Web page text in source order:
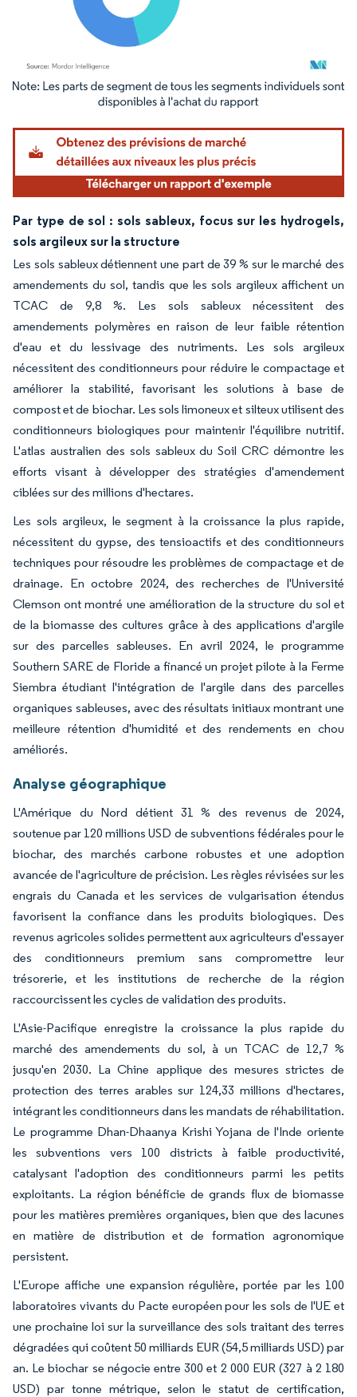
Image © Mordor Intelligence. La réutilisation nécessite une attribution sous CC BY
Par type de sol : sols sableux, focus sur les hydrogels,
sols argileux sur la structure
Les sols sableux détiennent une part de 39 % sur le marché des
amendements du sol, tandis que les sols argileux affichent un
TCAC de 9,8 %. Les sols sableux nécessitent des
amendements polymères en raison de leur faible rétention
d'eau et du lessivage des nutriments. Les sols argileux
nécessitent des conditionneurs pour réduire le compactage et
améliorer la stabilité, favorisant les solutions à base de
compost et de biochar. Les sols limoneux et silteux utilisent des
conditionneurs biologiques pour maintenir l'équilibre nutritif.
L'atlas australien des sols sableux du Soil CRC démontre les
efforts visant à développer des stratégies d'amendement
ciblées sur des millions d'hectares.
Les sols argileux, le segment à la croissance la plus rapide,
nécessitent du gypse, des tensioactifs et des conditionneurs
techniques pour résoudre les problèmes de compactage et de
drainage. En octobre 2024, des recherches de l'Université
Clemson ont montré une amélioration de la structure du sol et
de la biomasse des cultures grâce à des applications d'argile
sur des parcelles sableuses. En avril 2024, le programme
Southern SARE de Floride a financé un projet pilote à la Ferme
Siembra étudiant l'intégration de l'argile dans des parcelles
organiques sableuses, avec des résultats initiaux montrant une
meilleure rétention d'humidité et des rendements en chou
améliorés.
Analyse géographique
L'Amérique du Nord détient 31 % des revenus de 2024,
soutenue par 120 millions USD de subventions fédérales pour le
biochar, des marchés carbone robustes et une adoption
avancée de l'agriculture de précision. Les règles révisées sur les
engrais du Canada et les services de vulgarisation étendus
favorisent la confiance dans les produits biologiques. Des
revenus agricoles solides permettent aux agriculteurs d'essayer
des conditionneurs premium sans compromettre leur
trésorerie, et les institutions de recherche de la région
raccourcissent les cycles de validation des produits.
L'Asie-Pacifique enregistre la croissance la plus rapide du
marché des amendements du sol, à un TCAC de 12,7 %
jusqu'en 2030. La Chine applique des mesures strictes de
protection des terres arables sur 124,33 millions d'hectares,
intégrant les conditionneurs dans les mandats de réhabilitation.
Le programme Dhan-Dhaanya Krishi Yojana de l'Inde oriente
les subventions vers 100 districts à faible productivité,
catalysant l'adoption des conditionneurs parmi les petits
exploitants. La région bénéficie de grands flux de biomasse
pour les matières premières organiques, bien que des lacunes
en matière de distribution et de formation agronomique
persistent.
L'Europe affiche une expansion régulière, portée par les 100
laboratoires vivants du Pacte européen pour les sols de l'UE et
une prochaine loi sur la surveillance des sols traitant des terres
dégradées qui coûtent 50 milliards EUR (54,5 milliards USD) par
an. Le biochar se négocie entre 300 et 2 000 EUR (327 à 2 180
USD) par tonne métrique, selon le statut de certification,